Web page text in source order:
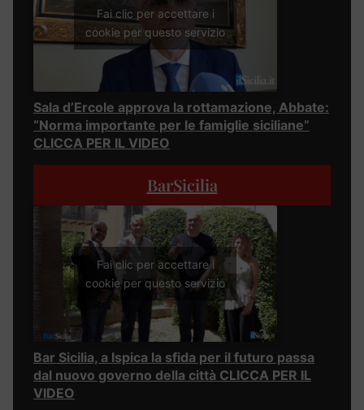
Fai clic per accettare i
cookie per questo servizio
Sala d’Ercole approva la rottamazione, Abbate:
“Norma importante per le famiglie siciliane”
CLICCA PER IL VIDEO
BarSicilia
Fai clic per accettare i
cookie per questo servizio
Bar Sicilia, a Ispica la sfida per il futuro passa
dal nuovo governo della città CLICCA PER IL
VIDEO